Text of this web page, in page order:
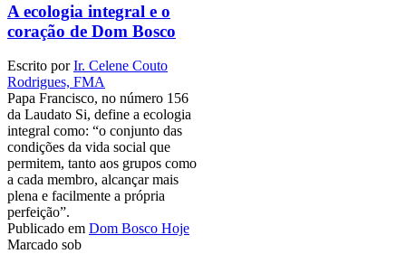
A ecologia integral e o
coração de Dom Bosco
Escrito porIr. Celene Couto
Rodrigues, FMA
Papa Francisco, no número 156
da Laudato Si, define a ecologia
integral como: “o conjunto das
condições da vida social que
permitem, tanto aos grupos como
a cada membro, alcançar mais
plena e facilmente a própria
perfeição”.
Publicado em Dom Bosco Hoje
Marcado sob